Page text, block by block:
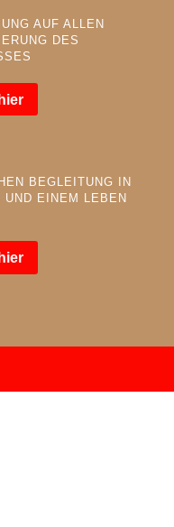
AUF ALLEN
DES
BEGLEITUNG IN
UND EINEM LEBEN